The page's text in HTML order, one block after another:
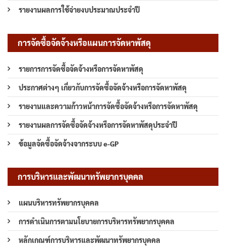
รายงานผลการใช้จ่ายงบประมาณประจำปี
การจัดซื้อจัดจ้างหรือแผนการจัดหาพัสดุ
รายการการจัดซื้อจัดจ้างหรือการจัดหาพัสดุ
ประกาศต่างๆ เกี่ยวกับการจัดซื้อจัดจ้างหรือการจัดหาพัสดุ
รายงานและความก้าวหน้าการจัดซื้อจัดจ้างหรือการจัดหาพัสดุ
รายงานผลการจัดซื้อจัดจ้างหรือการจัดหาพัสดุประจำปี
ข้อมูลจัดซื้อจัดจ้างจากระบบ e-GP
การบริหารและพัฒนาทรัพยากรบุคคล
แผนบริหารทรัพยากรบุคคล
การดำเนินการตามนโยบายการบริหารทรัพยากรบุคคล
หลักเกณฑ์การบริหารและพัฒนาทรัพยากรบุคคล